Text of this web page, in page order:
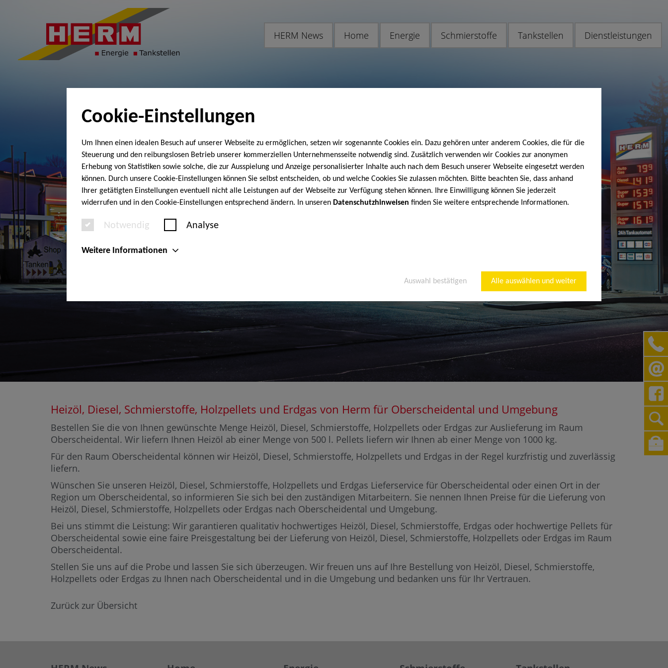
Cookie-Einstellungen
Um Ihnen einen idealen Besuch auf unserer Webseite zu ermöglichen, setzen wir sogenannte Cookies ein. Dazu gehören unter anderem Cookies, die für die
Steuerung und den reibungslosen Betrieb unserer kommerziellen Unternehmensseite notwendig sind. Zusätzlich verwenden wir Cookies zur anonymen
Erhebung von Statistiken sowie solche, die zur Ausspielung und Anzeige personalisierter Inhalte auch nach dem Besuch unserer Webseite eingesetzt werden
können. Durch unsere Cookie-Einstellungen können Sie selbst entscheiden, ob und welche Cookies Sie zulassen möchten. Bitte beachten Sie, dass anhand
Ihrer getätigten Einstellungen eventuell nicht alle Leistungen auf der Webseite zur Verfügung stehen können. Ihre Einwilligung können Sie jederzeit
widerrufen und in den Cookie-Einstellungen entsprechend ändern. In unseren Datenschutzhinweisen finden Sie weitere entsprechende Informationen.
Notwendig Analyse
Weitere Informationen
Auswahl bestätigen Alle auswählen und weiter
HERM News Home Energie Schmierstoffe Tankstellen Dienstleistungen
Heizöl, Diesel, Schmierstoffe, Holzpellets und Erdgas von Herm für Oberscheidental und Umgebung
Bestellen Sie die von Ihnen gewünschte Menge Heizöl, Diesel, Schmierstoffe, Holzpellets oder Erdgas zur Auslieferung im Raum
Oberscheidental. Wir liefern Ihnen Heizöl ab einer Menge von 500 l. Pellets liefern wir Ihnen ab einer Menge von 1000 kg.
Für den Raum Oberscheidental können wir Heizöl, Diesel, Schmierstoffe, Holzpellets und Erdgas in der Regel kurzfristig und zuverlässig
liefern.
Wünschen Sie unseren Heizöl, Diesel, Schmierstoffe, Holzpellets und Erdgas Lieferservice für Oberscheidental oder einen Ort in der
Region um Oberscheidental, so informieren Sie sich bei den zuständigen Mitarbeitern. Sie nennen Ihnen Preise für die Lieferung von
Heizöl, Diesel, Schmierstoffe, Holzpellets oder Erdgas nach Oberscheidental und Umgebung.
Bei uns stimmt die Leistung: Wir garantieren qualitativ hochwertiges Heizöl, Diesel, Schmierstoffe, Erdgas oder hochwertige Pellets für
Oberscheidental sowie eine faire Preisgestaltung bei der Lieferung von Heizöl, Diesel, Schmierstoffe, Holzpellets oder Erdgas im Raum
Oberscheidental.
Stellen Sie uns auf die Probe und lassen Sie sich überzeugen. Wir freuen uns auf Ihre Bestellung von Heizöl, Diesel, Schmierstoffe,
Holzpellets oder Erdgas zu Ihnen nach Oberscheidental und in die Umgebung und bedanken uns für Ihr Vertrauen.
Zurück zur Übersicht